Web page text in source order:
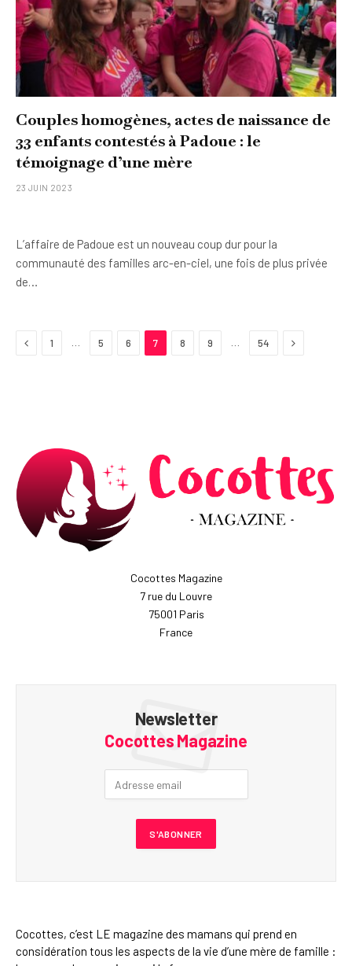
Couples homogènes, actes de naissance de
33 enfants contestés à Padoue : le
témoignage d’une mère
23 JUIN 2023
L’affaire de Padoue est un nouveau coup dur pour la
communauté des familles arc-en-ciel, une fois de plus privée
de…
Previous
1 5 6 7 8 9 54 Next
Cocottes Magazine
7 rue du Louvre
75001 Paris
France
Newsletter
Cocottes Magazine
Cocottes, c’est LE magazine des mamans qui prend en
considération tous les aspects de la vie d’une mère de famille :